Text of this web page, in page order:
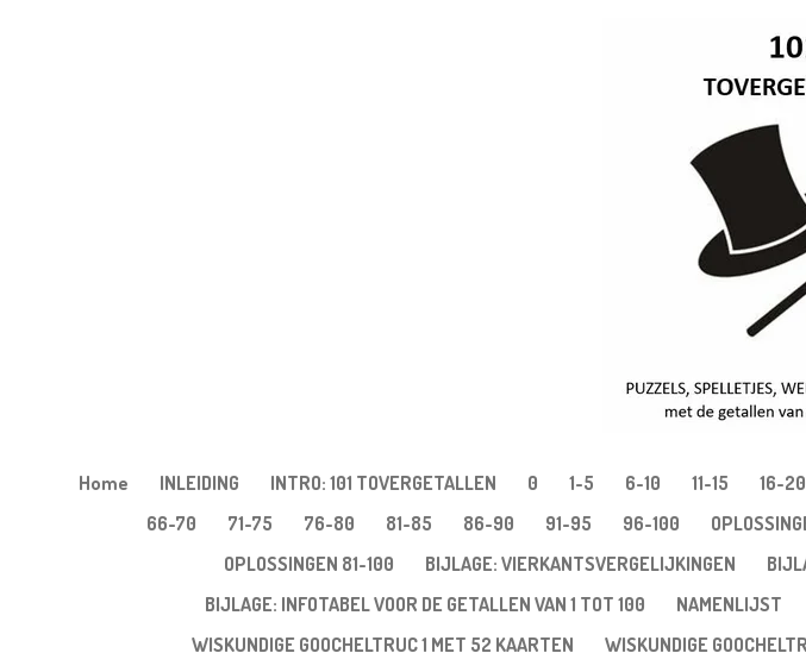
Home INLEIDING INTRO: 101 TOVERGETALLEN 0 1-5 6-10 11-15 16-20
66-70
71-75 76-80 81-85 86-90 91-95 96-100
OPLOSSINGEN 81-100
BIJLAGE: VIERKANTSVERGELIJKINGEN
BIJLAGE: INFOTABEL VOOR DE GETALLEN VAN 1 TOT 100
NAMENLIJST
WISKUNDIGE GOOCHELTRUC 1 MET 52 KAARTEN
WISKUNDIGE